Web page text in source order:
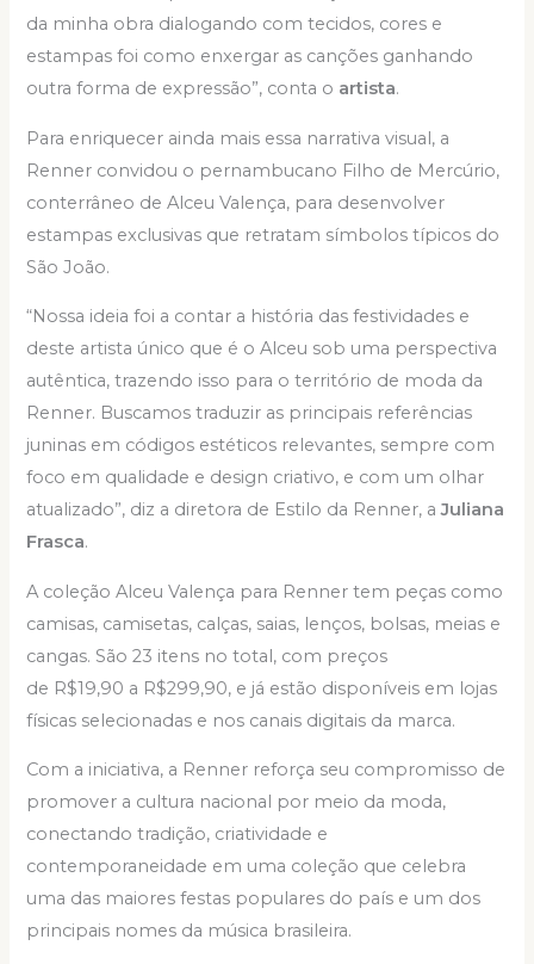
da minha obra dialogando com tecidos, cores e
estampas foi como enxergar as canções ganhando
outra forma de expressão”, conta o artista.
Para enriquecer ainda mais essa narrativa visual, a
Renner convidou o pernambucano Filho de Mercúrio,
conterrâneo de Alceu Valença, para desenvolver
estampas exclusivas que retratam símbolos típicos do
São João.
“Nossa ideia foi a contar a história das festividades e
deste artista único que é o Alceu sob uma perspectiva
autêntica, trazendo isso para o território de moda da
Renner. Buscamos traduzir as principais referências
juninas em códigos estéticos relevantes, sempre com
foco em qualidade e design criativo, e com um olhar
atualizado”, diz a diretora de Estilo da Renner, aJuliana
Frasca.
A coleção Alceu Valença para Renner tem peças como
camisas, camisetas, calças, saias, lenços, bolsas, meias e
cangas. São 23 itens no total, com preços
de R$19,90 a R$299,90, e já estão disponíveis em lojas
físicas selecionadas e nos canais digitais da marca.
Com a iniciativa, a Renner reforça seu compromisso de
promover a cultura nacional por meio da moda,
conectando tradição, criatividade e
contemporaneidade em uma coleção que celebra
uma das maiores festas populares do país e um dos
principais nomes da música brasileira.